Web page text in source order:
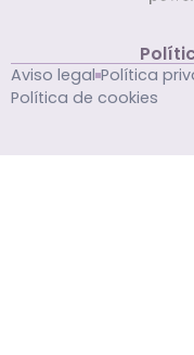
Aviso legal Política
Política de cookies